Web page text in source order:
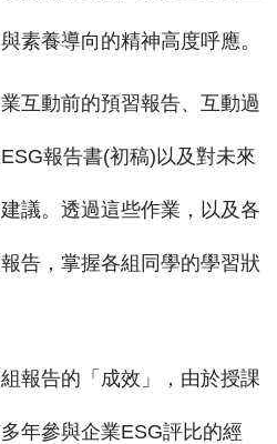
素養導向的精神高度呼應。
互動前的預習報告、互動過
報告書(初稿)以及對未來
議。透過這些作業，以及各
告，掌握各組同學的學習狀
報告的「成效」，由於授課
年參與企業ESG評比的經